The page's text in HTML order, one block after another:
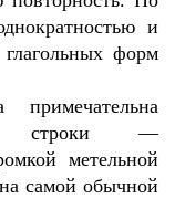
и
форм
строки —
метельной
самой обычной